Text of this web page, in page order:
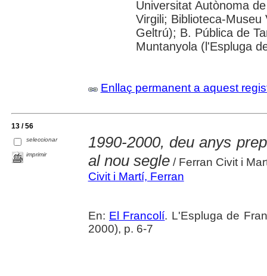
Universitat Autònoma
Virgili; Biblioteca-
Geltrú); B. Pública de
Muntanyola (l'Espluga
Enllaç permanent a aquest
13 / 56
seleccionar
imprimir
1990-2000, deu anys
al nou segle/ Ferran Civit i
Civit i Martí, Ferran
En: El Francolí. L'Espluga de
2000), p. 6-7